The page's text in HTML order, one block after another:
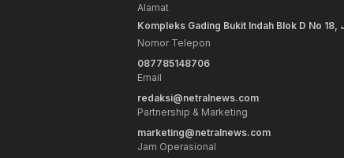
Alamat
Kompleks Gading Bukit Indah Blok D No
Nomor Telepon
087785148706
Email
redaksi@netralnews.com
Partnership & Marketing
marketing@netralnews.com
Jam Operasional